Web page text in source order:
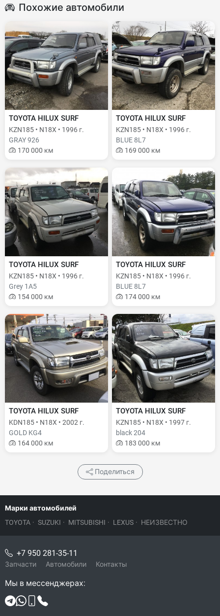
Похожие автомобили
TOYOTA HILUX SURF
KZN185 • N18X • 1996 г.
GRAY 926
170 000 км
TOYOTA HILUX SURF
KZN185 • N18X • 1996 г.
BLUE 8L7
169 000 км
TOYOTA HILUX SURF
KZN185 • N18X • 1996 г.
Grey 1A5
154 000 км
TOYOTA HILUX SURF
KZN185 • N18X • 1996 г.
BLUE 8L7
174 000 км
TOYOTA HILUX SURF
KDN185 • N18X • 2002 г.
GOLD KG4
164 000 км
TOYOTA HILUX SURF
KZN185 • N18X • 1997 г.
black 204
183 000 км
Поделиться
Марки автомобилей
TOYOTA · SUZUKI · MITSUBISHI · LEXUS · НЕИЗВЕСТНО
+7 950 281-35-11
Запчасти Автомобили Контакты
Мы в мессенджерах: